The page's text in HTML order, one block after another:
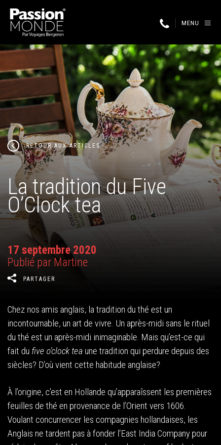
MENU
RETOUR AUX ARTICLES
La tradition du Five
O’Clock tea
17 septembre 2020
Publié par Martine
PARTAGER
Chez nos amis anglais, la tradition du thé est un
incontournable, un art de vivre. Un après-midi sans le rituel
du thé est un après-midi inimaginable. Mais qu’est-ce qui
fait du five o’clock tea une tradition qui perdure depuis des
siècles? D’où vient cette habitude anglaise?
À l’origine, c’est en Hollande qu’apparaîssent les premières
feuilles de thé en provenance de l’Orient vers 1606.
Voulant concurrencer les compagnies hollandaises, les
Anglais ne tardent pas à fonder l’East India Company pour